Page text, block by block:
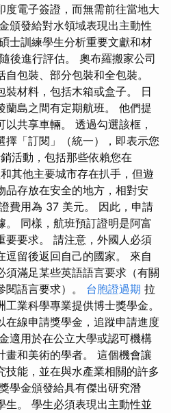
度電子簽證，而無需前往當地大
頒發給對水領域表現出主動性
士訓練學生分析重要文獻和材
後進行評估。 奧布羅搬家公司
包裝、部分包裝和全包裝。
裝材料，包括木箱或盒子。 日
蘭島之間有定期航班。 他們提
共享車輛。 透過勾選該框，
擇「訂閱」（統一），即表示您
活動，包括那些依賴您在
其他主要城市存在扒手，但遊
品存放在安全的地方，相對安
費用為 37 美元。 因此，申請
。 同樣，航班預訂證明是阿富
要要求。 請注意，外國人必須
逗留後返回自己的國家。 來自
須滿足某些英語語言要求（有關
閱語言要求）。 台胞證過期 拉
業科學專業提供博士獎學金。
在線申請獎學金，追蹤申請進度
適用於在公立大學或認可機構
畫和美術的學者。 這個機會讓
技能，並在與水產業相關的許多
學金頒發給具有傑出研究潛
生。 學生必須表現出主動性並